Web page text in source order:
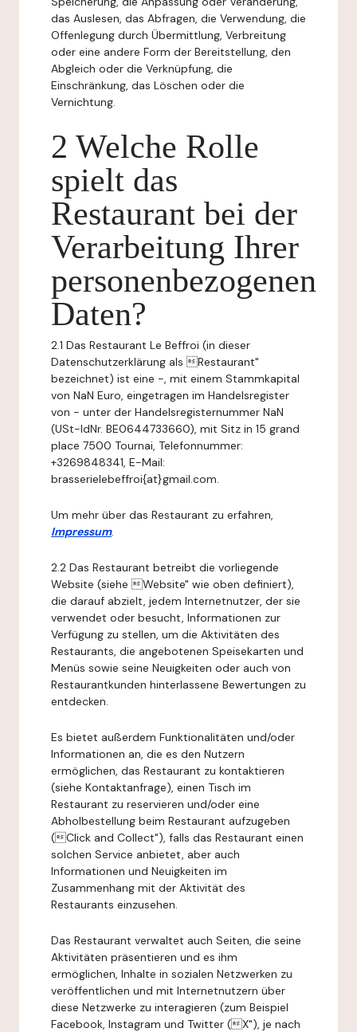
das Auslesen, das Abfragen, die Verwendung, die
Offenlegung durch Übermittlung, Verbreitung
oder eine andere Form der Bereitstellung, den
Abgleich oder die Verknüpfung, die
Einschränkung, das Löschen oder die
Vernichtung.
2 Welche Rolle
spielt das
Restaurant bei der
Verarbeitung Ihrer
personenbezogenen
Daten?
2.1 Das Restaurant Le Beffroi (in dieser
Datenschutzerklärung als Restaurant"
bezeichnet) ist eine -, mit einem Stammkapital
von NaN Euro, eingetragen im Handelsregister
von - unter der Handelsregisternummer NaN
(USt-IdNr. BE0644733660), mit Sitz in 15 grand
place 7500 Tournai, Telefonnummer:
+3269848341, E-Mail:
brasserielebeffroi{at}gmail.com.
Um mehr über das Restaurant zu erfahren,
Impressum.
2.2 Das Restaurant betreibt die vorliegende
Website (siehe Website" wie oben definiert),
die darauf abzielt, jedem Internetnutzer, der sie
verwendet oder besucht, Informationen zur
Verfügung zu stellen, um die Aktivitäten des
Restaurants, die angebotenen Speisekarten und
Menüs sowie seine Neuigkeiten oder auch von
Restaurantkunden hinterlassene Bewertungen zu
entdecken.
Es bietet außerdem Funktionalitäten und/oder
Informationen an, die es den Nutzern
ermöglichen, das Restaurant zu kontaktieren
(siehe Kontaktanfrage), einen Tisch im
Restaurant zu reservieren und/oder eine
Abholbestellung beim Restaurant aufzugeben
(Click and Collect"), falls das Restaurant einen
solchen Service anbietet, aber auch
Informationen und Neuigkeiten im
Zusammenhang mit der Aktivität des
Restaurants einzusehen.
Das Restaurant verwaltet auch Seiten, die seine
Aktivitäten präsentieren und es ihm
ermöglichen, Inhalte in sozialen Netzwerken zu
veröffentlichen und mit Internetnutzern über
diese Netzwerke zu interagieren (zum Beispiel
Facebook, Instagram und Twitter (X"), je nach